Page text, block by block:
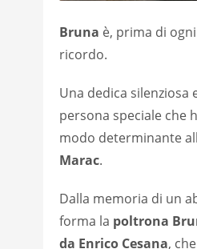
Bruna è, prima di
ricordo.
Una dedica silenziosa
persona speciale che
modo determinante
Marac.
Dalla memoria di un
forma la poltrona
da Enrico Cesana,